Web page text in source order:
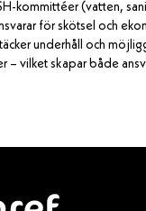
kommittéer (vatten,
för skötsel och
underhåll och
– vilket skapar både